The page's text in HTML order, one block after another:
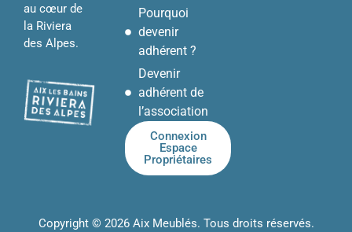
au cœur de
la Riviera
des Alpes.
Pourquoi
devenir
adhérent ?
Devenir
adhérent de
l’association
Connexion
Espace
Propriétaires
Copyright © 2026 Aix Meublés. Tous droits réservés.